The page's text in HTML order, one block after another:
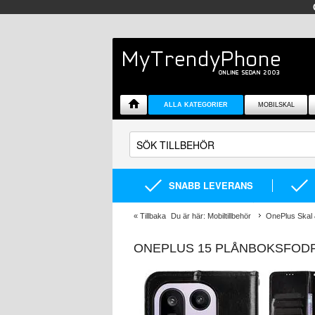
ALLA KATEGORIER MOBILSKAL
SNABB LEVERANS
« Tillbaka Du är här: Mobiltillbehör OnePlus Skal
ONEPLUS 15